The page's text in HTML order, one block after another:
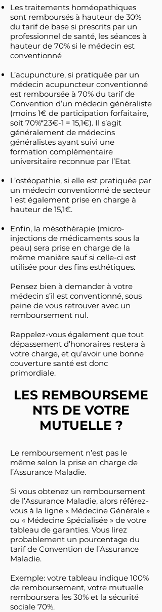
Les traitements homéopathiques
sont remboursés à hauteur de 30%
du tarif de base si prescrits par un
professionnel de santé, les séances à
hauteur de 70% si le médecin est
conventionné
L’acupuncture, si pratiquée par un
médecin acupuncteur conventionné
est remboursée à 70% du tarif de
Convention d’un médecin généraliste
(moins 1€ de participation forfaitaire,
soit 70%*23€-1 = 15,1€). Il s’agit
généralement de médecins
généralistes ayant suivi une
formation complémentaire
universitaire reconnue par l’Etat
L’ostéopathie, si elle est pratiquée par
un médecin conventionné de secteur
1 est également prise en charge à
hauteur de 15,1€.
Enfin, la mésothérapie (micro-
injections de médicaments sous la
peau) sera prise en charge de la
même manière sauf si celle-ci est
utilisée pour des fins esthétiques.
Pensez bien à demander à votre
médecin s’il est conventionné, sous
peine de vous retrouver avec un
remboursement nul.
Rappelez-vous également que tout
dépassement d’honoraires restera à
votre charge, et qu’avoir une bonne
couverture santé est donc
primordiale.
LES REMBOURSEME
NTS DE VOTRE
MUTUELLE ?
Le remboursement n’est pas le
même selon la prise en charge de
l’Assurance Maladie.
Si vous obtenez un remboursement
de l’Assurance Maladie, alors référez-
vous à la ligne « Médecine Générale »
ou « Médecine Spécialisée » de votre
tableau de garanties. Vous lirez
probablement un pourcentage du
tarif de Convention de l’Assurance
Maladie.
Exemple: votre tableau indique 100%
de remboursement, votre mutuelle
remboursera les 30% et la sécurité
sociale 70%.